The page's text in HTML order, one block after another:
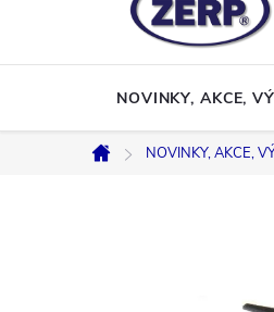
NOVINKY, AKCE,
Domů
NOVINKY, AKCE,